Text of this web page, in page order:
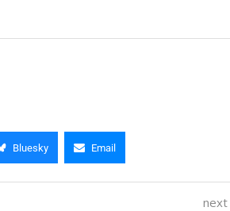
Bluesky Email